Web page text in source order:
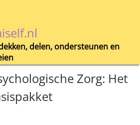
delen, ondersteunen en
Zorg: Het